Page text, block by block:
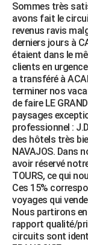
Sommes très
avons fait le
revenus ravis
derniers jours à
étaient dans le
clients en
a transféré à
terminer nos
de faire LE
paysages
professionnel :
des hôtels très
NAVAJOS. Dans
avoir réservé
TOURS, ce qui
Ces 15%
voyages qui
Nous partirons
rapport qualité/
circuits sont